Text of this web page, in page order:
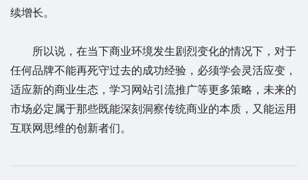
续增长。
所以说，在当下商业环境发生剧烈变化的情况下，对于
任何品牌不能再死守过去的成功经验，必须学会灵活应变，
适应新的商业生态，学习网站引流推广等更多策略，未来的
市场必定属于那些既能深刻洞察传统商业的本质，又能运用
互联网思维的创新者们。